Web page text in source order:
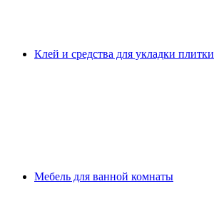
Клей и средства для укладки плитки
Мебель для ванной комнаты